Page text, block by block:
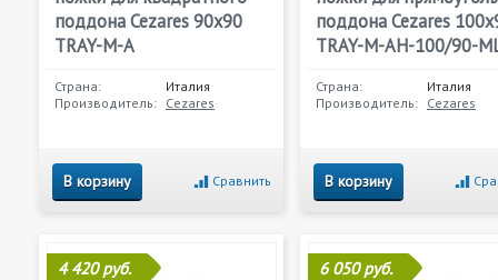
поддона Cezares 90х90
TRAY-M-A
Страна:
Италия
Производитель: Cezares
В корзину Сравнить
поддона Cezares
TRAY-M-AH-100/90-
Страна:
Италия
Производитель: Cezares
В корзину
4 420 руб. 6 050 руб.